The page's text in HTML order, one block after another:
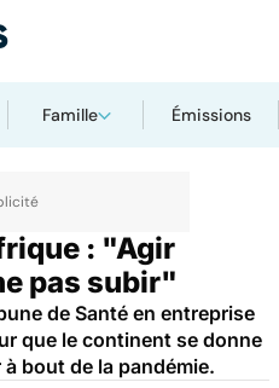
Famille Émissions
: "Agir
pas subir"
de Santé en entreprise
que le continent se donne
bout de la pandémie.